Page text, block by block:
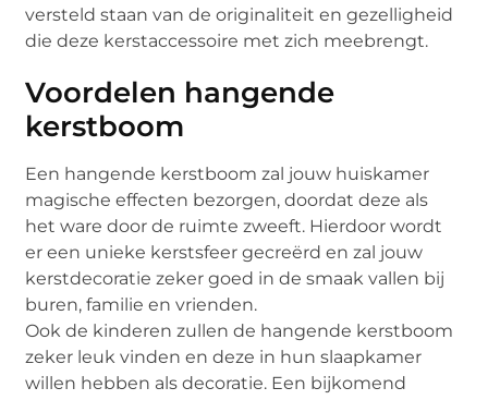
versteld staan van de originaliteit en gezelligheid
die deze kerstaccessoire met zich meebrengt.
Voordelen hangende
kerstboom
Een hangende kerstboom zal jouw huiskamer
magische effecten bezorgen, doordat deze als
het ware door de ruimte zweeft. Hierdoor wordt
er een unieke kerstsfeer gecreërd en zal jouw
kerstdecoratie zeker goed in de smaak vallen bij
buren, familie en vrienden.
Ook de kinderen zullen de hangende kerstboom
zeker leuk vinden en deze in hun slaapkamer
willen hebben als decoratie. Een bijkomend